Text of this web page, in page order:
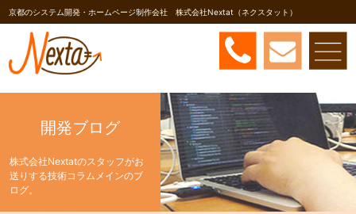
京都のシステム開発・ホームページ制作会社 株式会社Nextat（ネクスタット）
開発ブログ
株式会社Nextatのスタッフがお
送りする技術コラムメインのブ
ログ。